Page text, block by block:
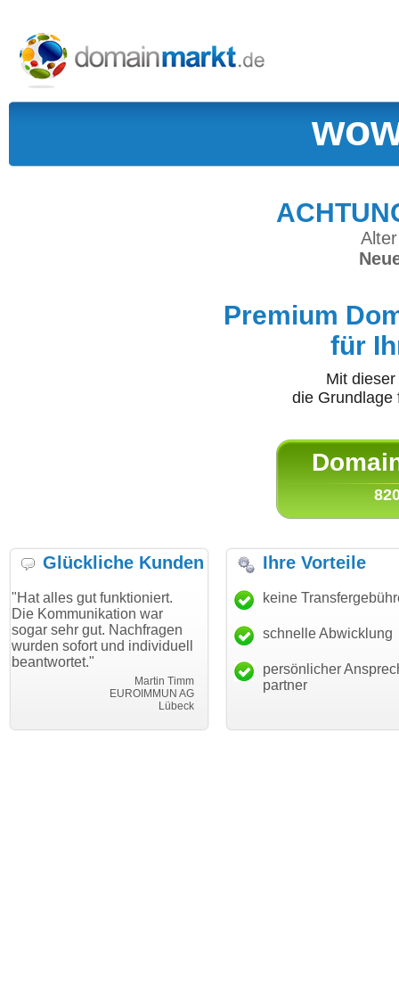
Premium
für
Mit
die
Glückliche Kunden
funktioniert.
war
gut. Nachfragen
und individuell
EUROIMMUN AG
"Danke für den schnellen
Transfer und guten Service!"
Thomas Schäfer
i can eckert communication GmbH
"Ich bin
haben.
mein
Ihre Vorteile
keine
schnelle Abwicklung
persönlicher
partner